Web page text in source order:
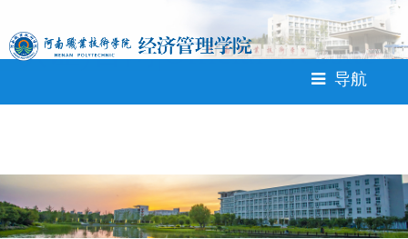
365英国上市公司(CHN-VIP
认证)官网|Official Website<
导航